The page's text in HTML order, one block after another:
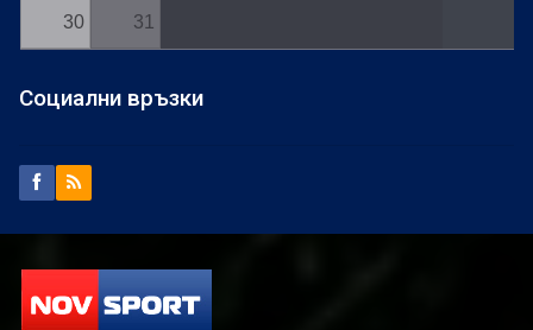
30 31
Социални връзки